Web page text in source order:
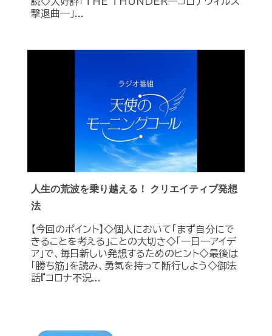
撃退曲―」...
人生の荒波を乗り越える！ クリエイティブ発想
法
【今回のポイント】◇個人において「まず自分にで
きることを考える」ことの大切さ◇「一日一アイデ
ア」で、毎日新しい発想するためのヒント◇最後は
「勝ち筋」を読み、勇気を持って断行しよう◇御法
話『コロナ不況...